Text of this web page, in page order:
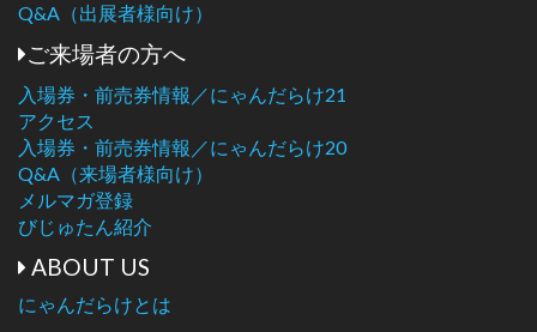
Q&A（出展者様向け）
ご来場者の方へ
入場券・前売券情報／にゃんだらけ21
アクセス
入場券・前売券情報／にゃんだらけ20
Q&A（来場者様向け）
メルマガ登録
びじゅたん紹介
ABOUT US
にゃんだらけとは